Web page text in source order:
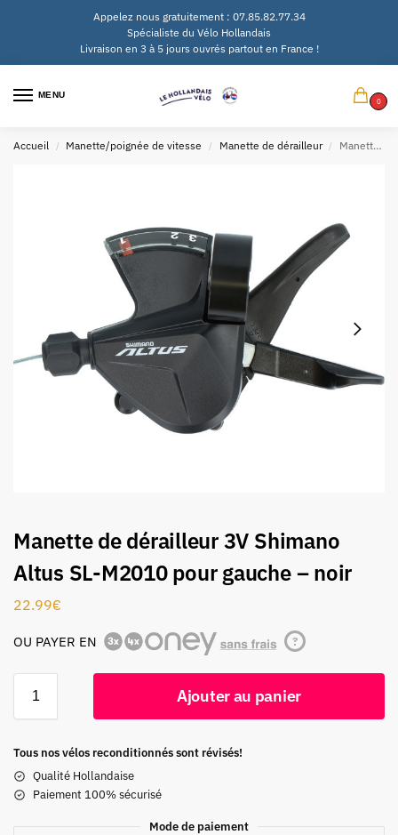
Appelez nous gratuitement : 07.85.82.77.34
Spécialiste du Vélo Hollandais
Livraison en 3 à 5 jours ouvrés partout en France !
MENU
0
Accueil / Manette/poignée de vitesse / Manette de dérailleur / Manette de dérailleur 3V Shimano Altus SL-M2010 pour gauche – noir
Manette de dérailleur 3V Shimano
Altus SL-M2010 pour gauche – noir
22.99€
OU PAYER EN ?
Ajouter au panier
Tous nos vélos reconditionnés sont révisés!
Qualité Hollandaise
Paiement 100% sécurisé
Mode de paiement